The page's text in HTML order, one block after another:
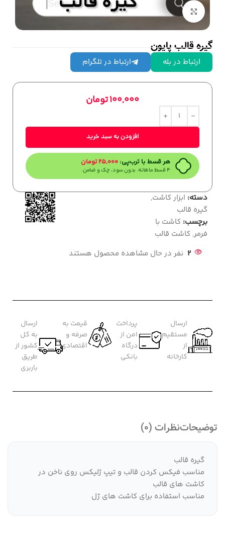
بزرگنمایی تصویر
گیره قالب پایون
ارتباط در بله ارتباط در تلگرام
100,000تومان
افزودن به سبد خرید
هر قسط با ترب‌پی: 25,000تومان
۴ قسط ماهانه. بدون سود، چک و ضامن.
دسته: ابزار کاشت,
گیره قالب
برچسب: کاشت با
فرمر, کاشت قالب
2 نفر در حال مشاهده محصول هستند
ارسال
مستقیم
از
کارخانه
پرداخت
امن از
درگاه
بانکی
قیمت به
صرفه و
اقتصادی
ارسال
به کل
کشور از
طریق
باربری
توضیحاتنظرات (0)
گیره قالب
مناسب فیکس کردن قالب و تیپ ژلیکس روی ناخن در
کاشت های قالب
مناسب استفاده برای کاشت های ژل